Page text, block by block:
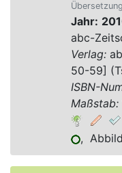
Jahr:
abc-
Verlag:
50-59]
ISBN-
Maßstab:
,